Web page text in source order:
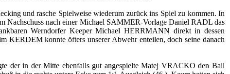
und rasche Spielweise wiederum zurück ins Spiel zu kommen. In
Nachschuss nach einer Michael SAMMER-Vorlage Daniel RADL das
Werndorfer Keeper Michael HERRMANN direkt in dessen
KERDEM konnte öfters unserer Abwehr enteilen, doch seine danach
der in der Mitte ebenfalls gut angespielte Matej VRACKO den Ball